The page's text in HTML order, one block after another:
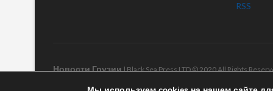
RSS
Новости Грузии| Black Sea Press LTD © 2020 All Rights